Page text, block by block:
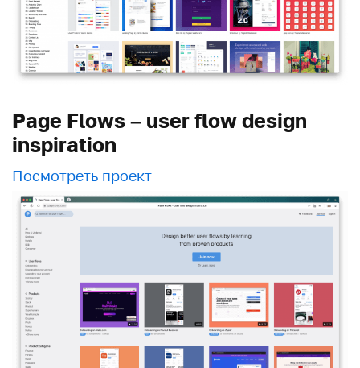
Page Flows – user flow design
inspiration
Посмотреть проект